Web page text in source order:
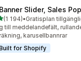
Slider, Sales
5 stjärnor
(1 194)
recensioner totalt
•Gratisplan
till meddelandefält,
karusellbannrar
for Shopify